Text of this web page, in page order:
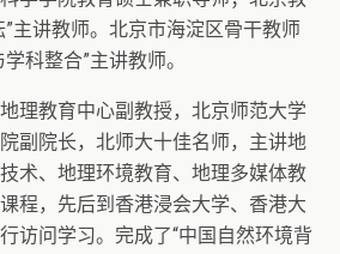
”主讲教师。北京市海淀区骨干教师
科整合”主讲教师。
理教育中心副教授，北京师范大学
副院长，北师大十佳名师，主讲地
术、地理环境教育、地理多媒体教
程，先后到香港浸会大学、香港大
访问学习。完成了“中国自然环境背